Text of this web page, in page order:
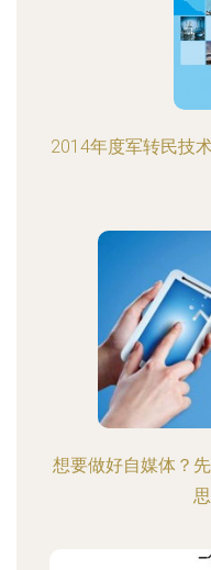
2014年度军转民技
想要做好自媒体？